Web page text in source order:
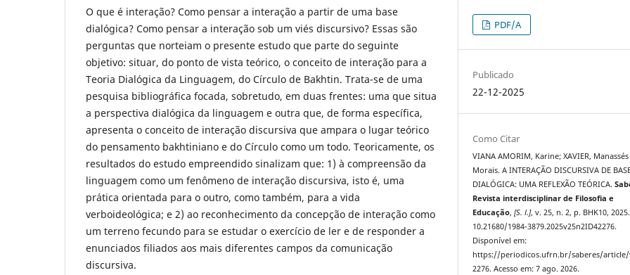
O que é interação? Como pensar a interação a partir de uma base
dialógica? Como pensar a interação sob um viés discursivo? Essas são
perguntas que norteiam o presente estudo que parte do seguinte
objetivo: situar, do ponto de vista teórico, o conceito de interação para a
Teoria Dialógica da Linguagem, do Círculo de Bakhtin. Trata-se de uma
pesquisa bibliográfica focada, sobretudo, em duas frentes: uma que situa
a perspectiva dialógica da linguagem e outra que, de forma específica,
apresenta o conceito de interação discursiva que ampara o lugar teórico
do pensamento bakhtiniano e do Círculo como um todo. Teoricamente, os
resultados do estudo empreendido sinalizam que: 1) à compreensão da
linguagem como um fenômeno de interação discursiva, isto é, uma
prática orientada para o outro, como também, para a vida
verboideológica; e 2) ao reconhecimento da concepção de interação como
um terreno fecundo para se estudar o exercício de ler e de responder a
enunciados filiados aos mais diferentes campos da comunicação
discursiva.
PDF/A
Publicado
22-12-2025
Como Citar
VIANA AMORIM, Karine; XAVIER, Manassés
Morais. A INTERAÇÃO DISCURSIVA DE
DIALÓGICA: UMA REFLEXÃO TEÓRICA.
Revista interdisciplinar de Filosofia e
Educação,[S. l.], v. 25, n. 2, p. BHK10,
10.21680/1984-3879.2025v25n2ID42276.
Disponível em:
https://periodicos.ufrn.br/saberes/
2276. Acesso em: 7 ago. 2026.